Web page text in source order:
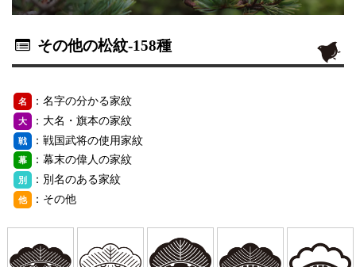
その他の松紋-158種
名 ：名字の分かる家紋
大 ：大名・旗本の家紋
戦 ：戦国武将の使用家紋
幕 ：幕末の偉人の家紋
別 ：別名のある家紋
他 ：その他